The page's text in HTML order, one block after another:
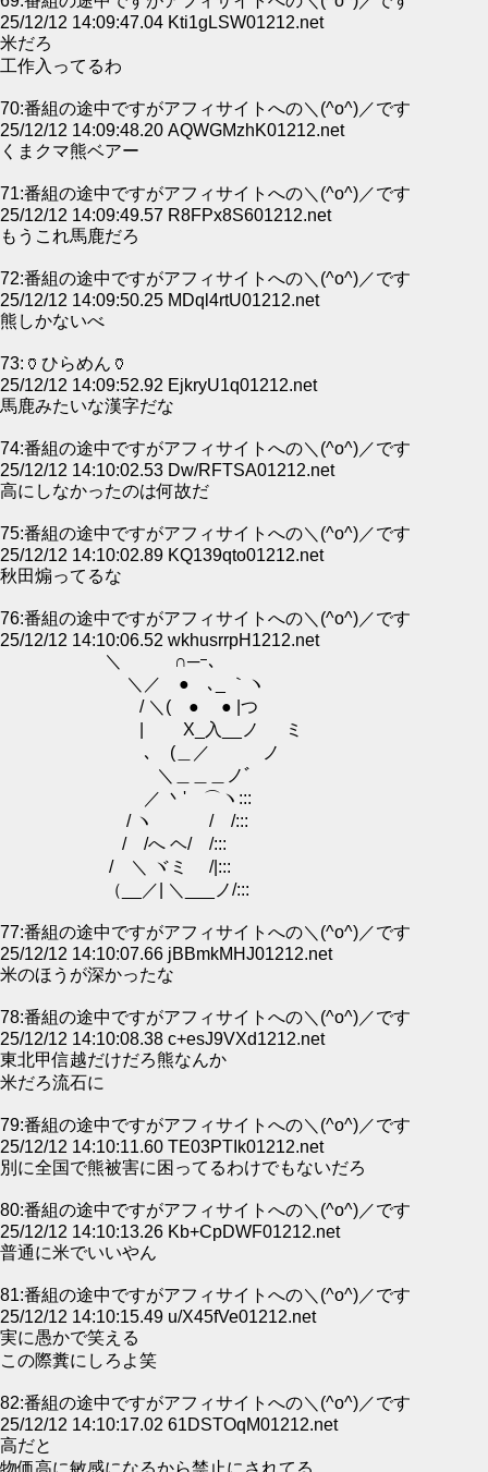
25/12/12 14:09:47.04 Kti1gLSW01212.net
米だろ
工作入ってるわ
70:番組の途中ですがアフィサイトへの＼(^o^)／です
25/12/12 14:09:48.20 AQWGMzhK01212.net
くまクマ熊ベアー
71:番組の途中ですがアフィサイトへの＼(^o^)／です
25/12/12 14:09:49.57 R8FPx8S601212.net
もうこれ馬鹿だろ
72:番組の途中ですがアフィサイトへの＼(^o^)／です
25/12/12 14:09:50.25 MDql4rtU01212.net
熊しかないべ
73:🏺ひらめん🏺
25/12/12 14:09:52.92 EjkryU1q01212.net
馬鹿みたいな漢字だな
74:番組の途中ですがアフィサイトへの＼(^o^)／です
25/12/12 14:10:02.53 Dw/RFTSA01212.net
高にしなかったのは何故だ
75:番組の途中ですがアフィサイトへの＼(^o^)／です
25/12/12 14:10:02.89 KQ139qto01212.net
秋田煽ってるな
76:番組の途中ですがアフィサイトへの＼(^o^)／です
25/12/12 14:10:06.52 wkhusrrpH1212.net
＼ ∩─ｰ､
＼／ ● ､_ ｀ヽ
/ ＼( ● ● |つ
| X_入__ノ ミ
､ (＿／ ノ
＼＿＿＿ノﾞ
／ 丶' ⌒ヽ:::
/ ヽ / /:::
/ /へ ヘ/ /:::
/ ＼ ヾミ /|:::
（__／| ＼___ノ/:::
77:番組の途中ですがアフィサイトへの＼(^o^)／です
25/12/12 14:10:07.66 jBBmkMHJ01212.net
米のほうが深かったな
78:番組の途中ですがアフィサイトへの＼(^o^)／です
25/12/12 14:10:08.38 c+esJ9VXd1212.net
東北甲信越だけだろ熊なんか
米だろ流石に
79:番組の途中ですがアフィサイトへの＼(^o^)／です
25/12/12 14:10:11.60 TE03PTIk01212.net
別に全国で熊被害に困ってるわけでもないだろ
80:番組の途中ですがアフィサイトへの＼(^o^)／です
25/12/12 14:10:13.26 Kb+CpDWF01212.net
普通に米でいいやん
81:番組の途中ですがアフィサイトへの＼(^o^)／です
25/12/12 14:10:15.49 u/X45fVe01212.net
実に愚かで笑える
この際糞にしろよ笑
82:番組の途中ですがアフィサイトへの＼(^o^)／です
25/12/12 14:10:17.02 61DSTOqM01212.net
高だと
物価高に敏感になるから禁止にされてる